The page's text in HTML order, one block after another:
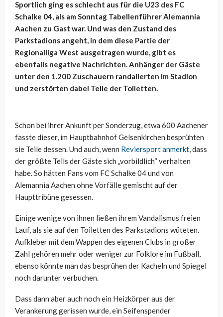
Sportlich ging es schlecht aus für die U23 des FC
Schalke 04, als am Sonntag Tabellenführer Alemannia
Aachen zu Gast war. Und was den Zustand des
Parkstadions angeht, in dem diese Partie der
Regionalliga West ausgetragen wurde, gibt es
ebenfalls negative Nachrichten. Anhänger der Gäste
unter den 1.200 Zuschauern randalierten im Stadion
und zerstörten dabei Teile der Toiletten.
Schon bei ihrer Ankunft per Sonderzug, etwa 600 Aachener
fasste dieser, im Hauptbahnhof Gelsenkirchen besprühten
sie Teile dessen. Und auch, wenn Reviersport anmerkt, dass
der größte Teils der Gäste sich „vorbildlich“ verhalten
habe. So hätten Fans vom FC Schalke 04 und von
Alemannia Aachen ohne Vorfälle gemischt auf der
Haupttribüne gesessen.
Einige wenige von ihnen ließen ihrem Vandalismus freien
Lauf, als sie auf den Toiletten des Parkstadions wüteten.
Aufkleber mit dem Wappen des eigenen Clubs in großer
Zahl gehören mehr oder weniger zur Folklore im Fußball,
ebenso könnte man das besprühen der Kacheln und Spiegel
noch darunter verbuchen.
Dass dann aber auch noch ein Heizkörper aus der
Verankerung gerissen wurde, ein Seifenspender